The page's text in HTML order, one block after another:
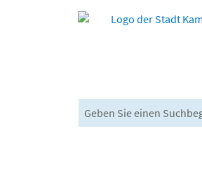
Suchen